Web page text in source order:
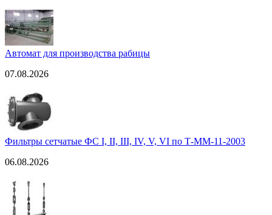
Автомат для производства рабицы
07.08.2026
Фильтры сетчатые ФС I, II, III, IV, V, VI по Т-ММ-11-2003
06.08.2026